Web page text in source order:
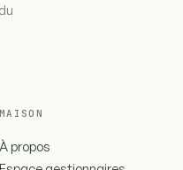
MAISON
À propos